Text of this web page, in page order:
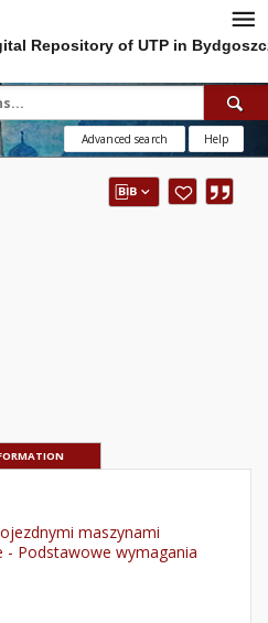
Repository of UTP in
Advanced search Help
maszynami
- Podstawowe wymagania